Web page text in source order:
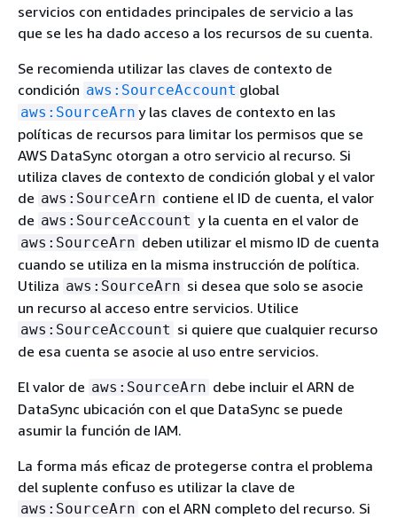
servicios con entidades principales de servicio a las
que se les ha dado acceso a los recursos de su cuenta.
Se recomienda utilizar las claves de contexto de
condición aws:SourceAccount global
aws:SourceArn y las claves de contexto en las
políticas de recursos para limitar los permisos que se
AWS DataSync otorgan a otro servicio al recurso. Si
utiliza claves de contexto de condición global y el valor
de aws:SourceArn contiene el ID de cuenta, el valor
de aws:SourceAccount y la cuenta en el valor de
aws:SourceArn deben utilizar el mismo ID de cuenta
cuando se utiliza en la misma instrucción de política.
Utiliza aws:SourceArn si desea que solo se asocie
un recurso al acceso entre servicios. Utilice
aws:SourceAccount si quiere que cualquier recurso
de esa cuenta se asocie al uso entre servicios.
El valor de aws:SourceArn debe incluir el ARN de
DataSync ubicación con el que DataSync se puede
asumir la función de IAM.
La forma más eficaz de protegerse contra el problema
del suplente confuso es utilizar la clave de
aws:SourceArn con el ARN completo del recurso. Si